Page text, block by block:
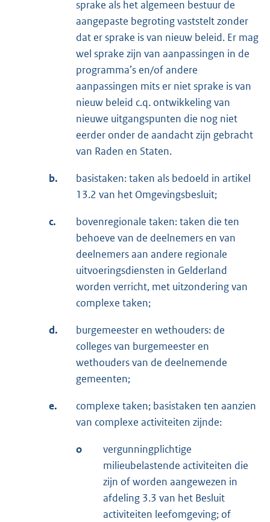
sprake als het algemeen bestuur de
aangepaste begroting vaststelt zonder
dat er sprake is van nieuw beleid. Er mag
wel sprake zijn van aanpassingen in de
programma’s en/of andere
aanpassingen mits er niet sprake is van
nieuw beleid c.q. ontwikkeling van
nieuwe uitgangspunten die nog niet
eerder onder de aandacht zijn gebracht
van Raden en Staten.
b.
basistaken: taken als bedoeld in artikel
13.2 van het Omgevingsbesluit;
c.
bovenregionale taken: taken die ten
behoeve van de deelnemers en van
deelnemers aan andere regionale
uitvoeringsdiensten in Gelderland
worden verricht, met uitzondering van
complexe taken;
d.
burgemeester en wethouders: de
colleges van burgemeester en
wethouders van de deelnemende
gemeenten;
e.
complexe taken; basistaken ten aanzien
van complexe activiteiten zijnde:
o
vergunningplichtige
milieubelastende activiteiten die
zijn of worden aangewezen in
afdeling 3.3 van het Besluit
activiteiten leefomgeving; of